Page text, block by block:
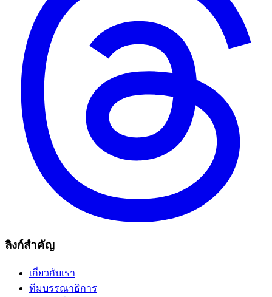
ลิงก์สำคัญ
เกี่ยวกับเรา
ทีมบรรณาธิการ